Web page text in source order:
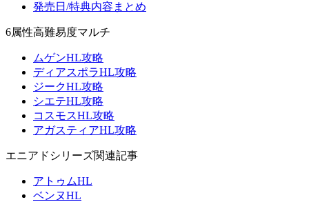
発売日/特典内容まとめ
6属性高難易度マルチ
ムゲンHL攻略
ディアスポラHL攻略
ジークHL攻略
シエテHL攻略
コスモスHL攻略
アガスティアHL攻略
エニアドシリーズ関連記事
アトゥムHL
ベンヌHL